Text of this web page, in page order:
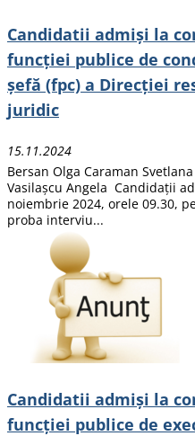
Candidatii admiși la
funcţiei publice de
șefă (fpc) a Direcției
juridic
15.11.2024
Bersan Olga Caraman
Vasilașcu Angela Candidații
noiembrie 2024, orele 09.30,
proba interviu...
Candidatii admiși la
funcţiei publice de